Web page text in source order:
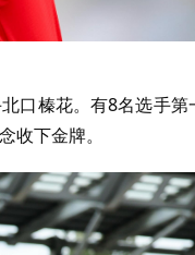
口榛花。有8名选手第
下金牌。